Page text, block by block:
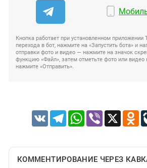
Кнопка работает при установленном приложении
перехода в бот, нажмите на «Запустить бота» и
отправки фото и видео — нажмите на значок
функцию «Файл», затем отметьте фото или видео
нажмите «Отправить».
VK TelegramWhatsApp
Viber X
КОММЕНТИРОВАНИЕ ЧЕРЕЗ